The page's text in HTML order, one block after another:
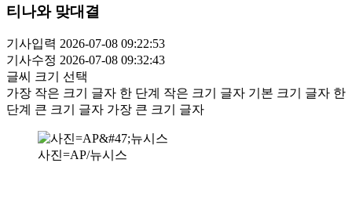
티나와 맞대결
기사입력 2026-07-08 09:22:53
기사수정 2026-07-08 09:32:43
글씨 크기 선택
가장 작은 크기 글자 한 단계 작은 크기 글자 기본 크기 글자 한
단계 큰 크기 글자 가장 큰 크기 글자
사진=AP/뉴시스